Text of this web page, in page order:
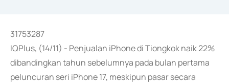
31753287
IQPlus, (14/11) - Penjualan iPhone di Tiongkok naik 22%
dibandingkan tahun sebelumnya pada bulan pertama
peluncuran seri iPhone 17, meskipun pasar secara